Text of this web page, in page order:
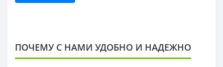
ПОЧЕМУ С НАМИ УДОБНО И НАДЕЖНО